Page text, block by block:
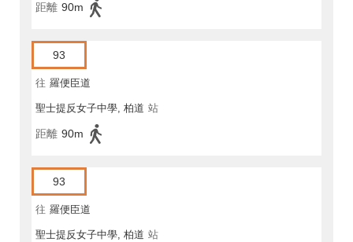
距離 90m
93
往 羅便臣道
聖士提反女子中學, 柏道 站
距離 90m
93
往 羅便臣道
聖士提反女子中學, 柏道 站